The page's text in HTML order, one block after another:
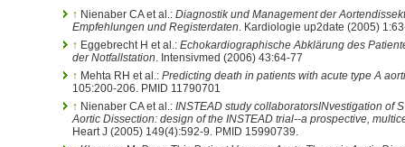
↑ Nienaber CA et al.: Diagnostik und Management der
Empfehlungen und Registerdaten. Kardiologie up2date (2005)
↑ Eggebrecht H et al.: Echokardiographische Abklärung des
der Notfallstation. Intensivmed (2006) 43:64-77
↑ Mehta RH et al.: Predicting death in patients with acute type A
105:200-206. PMID 11790701
↑ Nienaber CA et al.: INSTEAD study collaboratorsINvestigation of
Aortic Dissection: design of the INSTEAD trial--a prospective,
Heart J (2005) 149(4):592-9. PMID 15990739.